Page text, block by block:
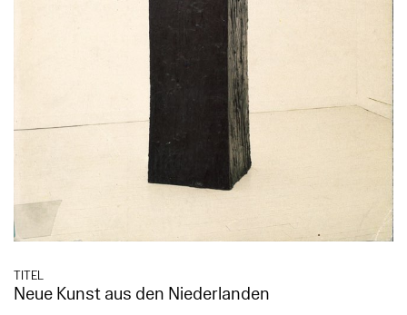
TITEL
Neue Kunst aus den Niederlanden